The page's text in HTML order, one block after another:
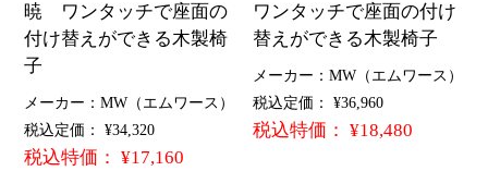
暁 ワンタッチで座面の
付け替えができる木製椅
子
メーカー：MW（エムワース）
税込定価： ¥34,320
税込特価： ¥17,160
ワンタッチで座面の付け
替えができる木製椅子
メーカー：MW（エムワース）
税込定価： ¥36,960
税込特価： ¥18,480